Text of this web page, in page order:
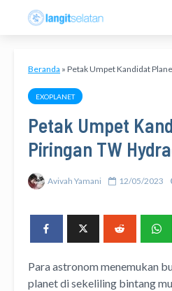
Beranda » Petak Umpet Kandidat
EXOPLANET
Petak Umpet
Piringan TW
Avivah Yamani 12/05/2023
Para astronom menemukan
planet di sekeliling bintang